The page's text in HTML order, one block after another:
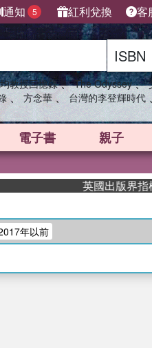
通知 5 紅利兌換 客
教授回憶錄 、 The Odyssey 、
、 方念華 、 台灣的李登輝時代 、
電子書 親子
英國出版界指
年以前